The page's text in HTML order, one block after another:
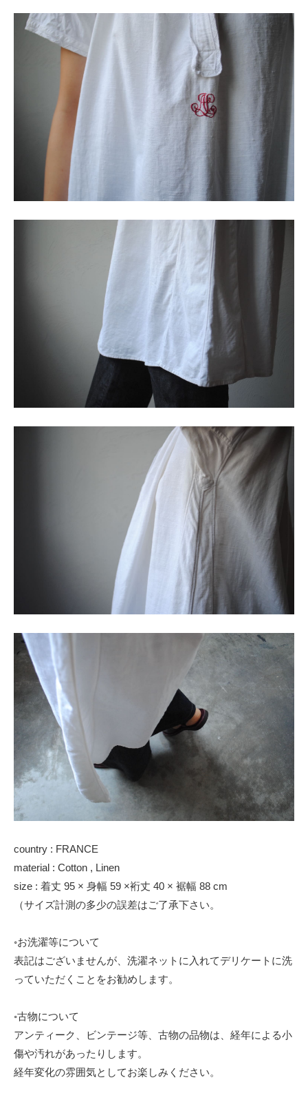
country : FRANCE
material : Cotton , Linen
size : 着丈 95 × 身幅 59 ×裄丈 40 × 裾幅 88 cm
（サイズ計測の多少の誤差はご了承下さい。
◦お洗濯等について
表記はございませんが、洗濯ネットに入れてデリケートに洗
っていただくことをお勧めします。
◦古物について
アンティーク、ビンテージ等、古物の品物は、経年による小
傷や汚れがあったりします。
経年変化の雰囲気としてお楽しみください。